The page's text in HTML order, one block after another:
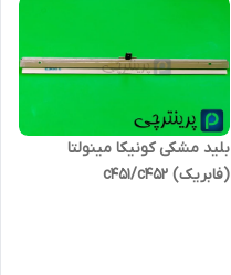
بلید مشکی کونیکا مینولتا
(فابریک) c451/c452